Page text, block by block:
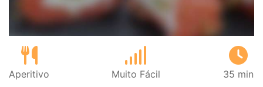
Aperitivo Muito Fácil 35 min